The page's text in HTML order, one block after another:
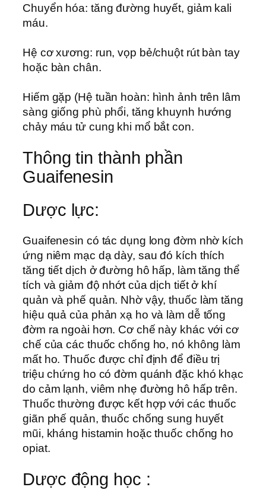
Chuyển hóa: tăng đường huyết, giảm kali
máu.
Hệ cơ xương: run, vọp bẻ/chuột rút bàn tay
hoặc bàn chân.
Hiếm gặp (Hệ tuần hoàn: hình ảnh trên lâm
sàng giống phù phổi, tăng khuynh hướng
chảy máu tử cung khi mổ bắt con.
Thông tin thành phần
Guaifenesin
Dược lực:
Guaifenesin có tác dụng long đờm nhờ kích
ứng niêm mạc dạ dày, sau đó kích thích
tăng tiết dịch ở đường hô hấp, làm tăng thể
tích và giảm độ nhớt của dịch tiết ở khí
quản và phế quản. Nhờ vậy, thuốc làm tăng
hiệu quả của phản xạ ho và làm dễ tống
đờm ra ngoài hơn. Cơ chế này khác với cơ
chế của các thuốc chống ho, nó không làm
mất ho. Thuốc được chỉ định để điều trị
triệu chứng ho có đờm quánh đặc khó khạc
do cảm lạnh, viêm nhẹ đường hô hấp trên.
Thuốc thường được kết hợp với các thuốc
giãn phế quản, thuốc chống sung huyết
mũi, kháng histamin hoặc thuốc chống ho
opiat.
Dược động học :